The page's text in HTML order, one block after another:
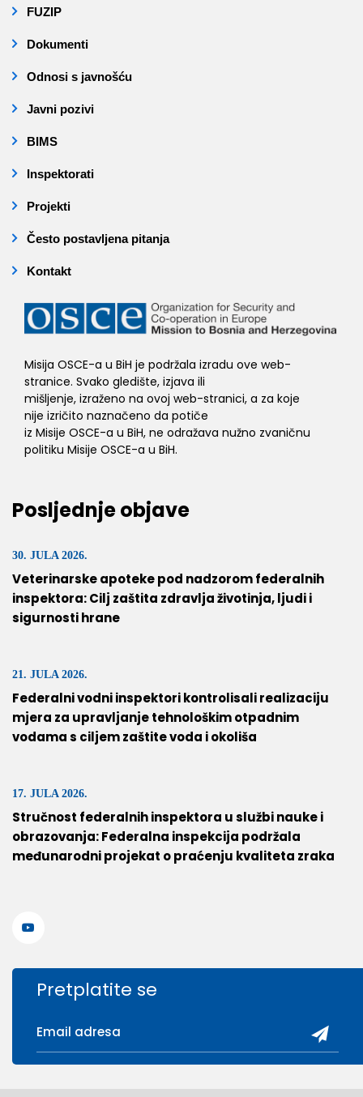
FUZIP
Dokumenti
Odnosi s javnošću
Javni pozivi
BIMS
Inspektorati
Projekti
Često postavljena pitanja
Kontakt
Misija OSCE-a u BiH je podržala izradu ove web-
stranice. Svako gledište, izjava ili
mišljenje, izraženo na ovoj web-stranici, a za koje
nije izričito naznačeno da potiče
iz Misije OSCE-a u BiH, ne odražava nužno zvaničnu
politiku Misije OSCE-a u BiH.
Posljednje objave
30. JULA 2026.
Veterinarske apoteke pod nadzorom federalnih
inspektora: Cilj zaštita zdravlja životinja, ljudi i
sigurnosti hrane
21. JULA 2026.
Federalni vodni inspektori kontrolisali realizaciju
mjera za upravljanje tehnološkim otpadnim
vodama s ciljem zaštite voda i okoliša
17. JULA 2026.
Stručnost federalnih inspektora u službi nauke i
obrazovanja: Federalna inspekcija podržala
međunarodni projekat o praćenju kvaliteta zraka
Pretplatite se